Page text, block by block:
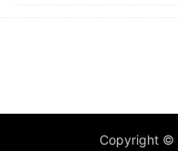
Copyright ©